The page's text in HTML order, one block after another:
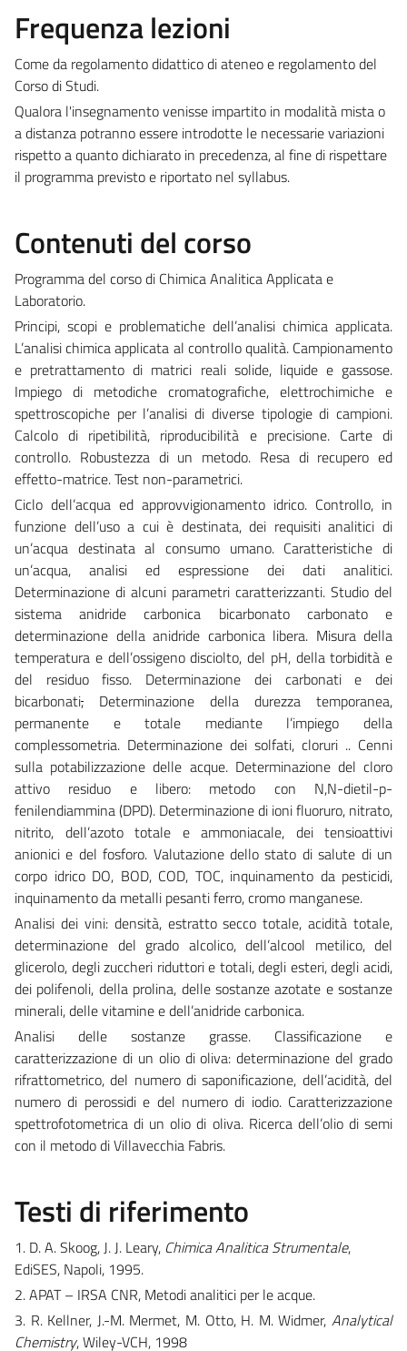
Frequenza lezioni
Come da regolamento didattico di ateneo e regolamento del
Corso di Studi.
Qualora l'insegnamento venisse impartito in modalità mista o
a distanza potranno essere introdotte le necessarie variazioni
rispetto a quanto dichiarato in precedenza, al fine di rispettare
il programma previsto e riportato nel syllabus.
Contenuti del corso
Programma del corso di Chimica Analitica Applicata e
Laboratorio.
Principi, scopi e problematiche dell’analisi chimica applicata.
L’analisi chimica applicata al controllo qualità. Campionamento
e pretrattamento di matrici reali solide, liquide e gassose.
Impiego di metodiche cromatografiche, elettrochimiche e
spettroscopiche per l’analisi di diverse tipologie di campioni.
Calcolo di ripetibilità, riproducibilità e precisione. Carte di
controllo. Robustezza di un metodo. Resa di recupero ed
effetto-matrice. Test non-parametrici.
Ciclo dell’acqua ed approvvigionamento idrico. Controllo, in
funzione dell’uso a cui è destinata, dei requisiti analitici di
un’acqua destinata al consumo umano. Caratteristiche di
un’acqua, analisi ed espressione dei dati analitici.
Determinazione di alcuni parametri caratterizzanti. Studio del
sistema anidride carbonica bicarbonato carbonato e
determinazione della anidride carbonica libera. Misura della
temperatura e dell’ossigeno disciolto, del pH, della torbidità e
del residuo fisso. Determinazione dei carbonati e dei
bicarbonati, Determinazione della durezza temporanea,
permanente e totale mediante l’impiego della
complessometria. Determinazione dei solfati, cloruri .. Cenni
sulla potabilizzazione delle acque. Determinazione del cloro
attivo residuo e libero: metodo con N,N-dietil-p-
fenilendiammina (DPD). Determinazione di ioni fluoruro, nitrato,
nitrito, dell’azoto totale e ammoniacale, dei tensioattivi
anionici e del fosforo. Valutazione dello stato di salute di un
corpo idrico DO, BOD, COD, TOC, inquinamento da pesticidi,
inquinamento da metalli pesanti ferro, cromo manganese.
Analisi dei vini: densità, estratto secco totale, acidità totale,
determinazione del grado alcolico, dell’alcool metilico, del
glicerolo, degli zuccheri riduttori e totali, degli esteri, degli acidi,
dei polifenoli, della prolina, delle sostanze azotate e sostanze
minerali, delle vitamine e dell’anidride carbonica.
Analisi delle sostanze grasse. Classificazione e
caratterizzazione di un olio di oliva: determinazione del grado
rifrattometrico, del numero di saponificazione, dell’acidità, del
numero di perossidi e del numero di iodio. Caratterizzazione
spettrofotometrica di un olio di oliva. Ricerca dell’olio di semi
con il metodo di Villavecchia Fabris.
Testi di riferimento
1. D. A. Skoog, J. J. Leary, Chimica Analitica Strumentale,
EdiSES, Napoli, 1995.
2. APAT – IRSA CNR, Metodi analitici per le acque.
3. R. Kellner, J.-M. Mermet, M. Otto, H. M. Widmer, Analytical
Chemistry, Wiley-VCH, 1998